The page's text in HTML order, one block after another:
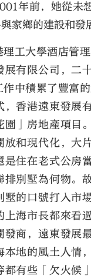
年前，她從未
家鄉的建設和發
理工大學酒店管
有限公司，二
中積累了豐富的
，香港遠東發展
園」房地產項目
放和現代化，大
是住在老式公房
排別墅為何物。
墅的口號打入市
上海市長都來看
發商，遠東發展
本地的風土人情
都有些「欠火候